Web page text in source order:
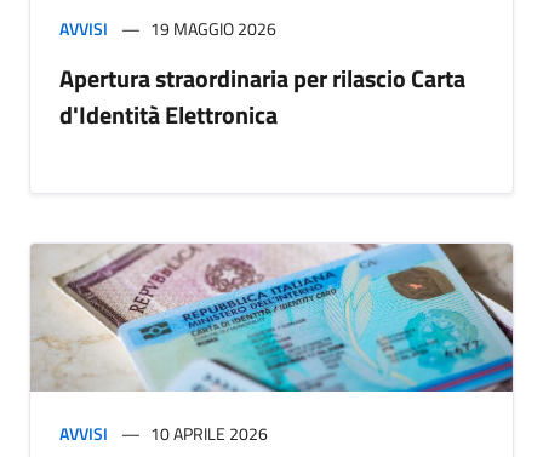
AVVISI 19 MAGGIO 2026
Apertura straordinaria per rilascio Carta
d'Identità Elettronica
AVVISI 10 APRILE 2026